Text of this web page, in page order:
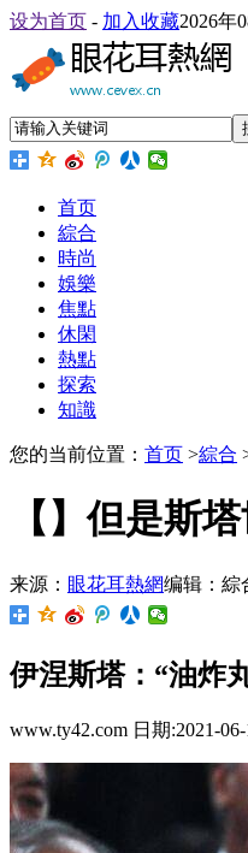
设为首页 - 加入收藏2026年
首页
綜合
時尚
娛樂
焦點
休閑
熱點
探索
知識
您的当前位置： 首页 >綜合
【】但是斯
来源： 眼花耳熱網编辑：綜
伊涅斯塔：“
www.ty42.com 日期:2021-